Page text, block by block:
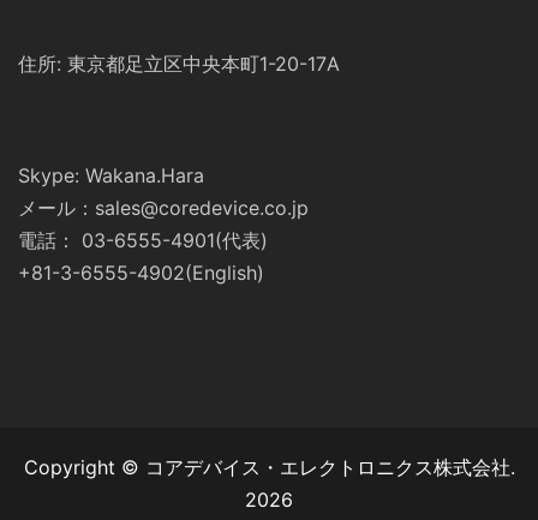
住所: 東京都足立区中央本町1-20-17A
Skype: Wakana.Hara
メール：sales@coredevice.co.jp
電話： 03-6555-4901(代表)
+81-3-6555-4902(English)
Copyright © コアデバイス・エレクトロニクス株式会社.
2026